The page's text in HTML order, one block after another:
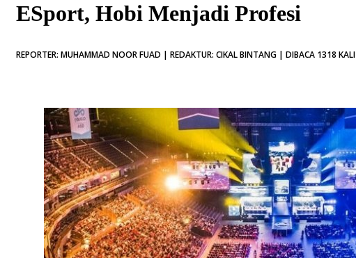
ESport, Hobi Menjadi Profesi
REPORTER: MUHAMMAD NOOR FUAD | REDAKTUR: CIKAL BINTANG | DIBACA 1318 KALI